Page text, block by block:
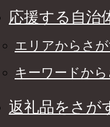
応援する自治
エリアからさ
キーワードか
返礼品をさが